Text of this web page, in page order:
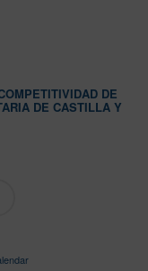
DE
DE CASTILLA Y